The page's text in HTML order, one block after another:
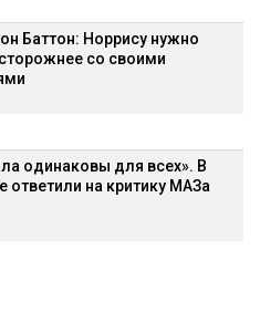
Баттон: Норрису нужно
со своими
одинаковы для всех». В
ответили на критику МАЗа